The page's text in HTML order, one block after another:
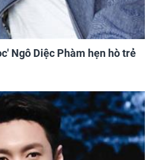
Ngô Diệc Phàm hẹn hò trẻ